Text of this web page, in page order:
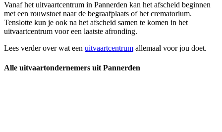
Vanaf het uitvaartcentrum in Pannerden kan het afscheid beginnen
met een rouwstoet naar de begraafplaats of het crematorium.
Tenslotte kun je ook na het afscheid samen te komen in het
uitvaartcentrum voor een laatste afronding.
Lees verder over wat een uitvaartcentrum allemaal voor jou doet.
Alle uitvaartondernemers uit Pannerden